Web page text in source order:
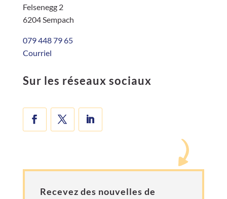
Felsenegg 2
6204 Sempach
079 448 79 65
Courriel
Sur les réseaux sociaux
Recevez des nouvelles de